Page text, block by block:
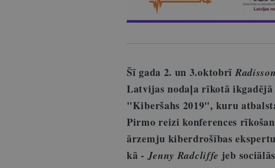
Šī gada 2. un 3.oktobrī
Latvijas nodaļa rīkotā
"Kiberšahs 2019", kuru
Pirmo reizi konferences
ārzemju kiberdrošības
kā -Jenny Radcliffe jeb